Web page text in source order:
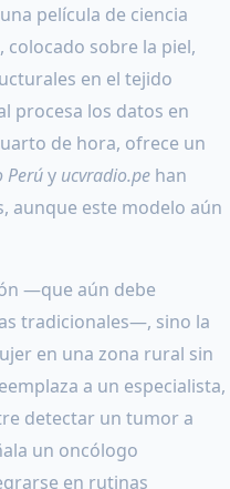
película de ciencia
sobre la piel,
en el tejido
procesa los datos en
de hora, ofrece un
Perúy ucvradio.pe han
aunque este modelo aún
—que aún debe
tradicionales—, sino la
en una zona rural sin
a un especialista,
detectar un tumor a
un oncólogo
en rutinas